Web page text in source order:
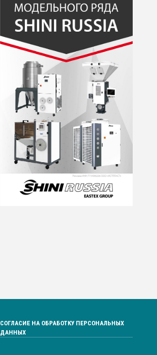
СОГЛАСИЕ НА ОБРАБОТКУ ПЕРСОНАЛЬНЫХ
ДАННЫХ